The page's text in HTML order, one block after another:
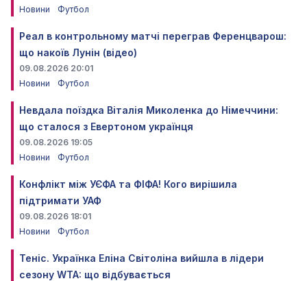
Новини
Футбол
Реал в контрольному матчі переграв Ференцварош:
що накоїв Лунін (відео)
09.08.2026 20:01
Новини
Футбол
Невдала поїздка Віталія Миколенка до Німеччини:
що сталося з Евертоном українця
09.08.2026 19:05
Новини
Футбол
Конфлікт між УЄФА та ФІФА! Кого вирішила
підтримати УАФ
09.08.2026 18:01
Новини
Футбол
Теніс. Українка Еліна Світоліна вийшла в лідери
сезону WTA: що відбувається